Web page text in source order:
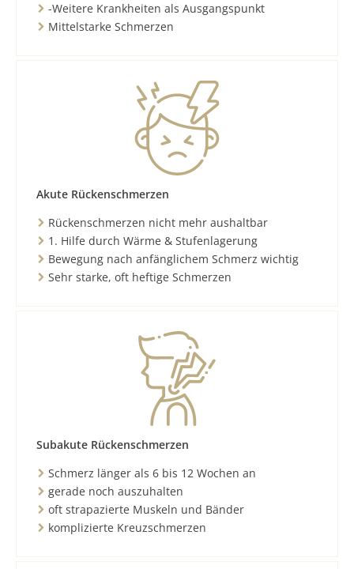
-Weitere Krankheiten als Ausgangspunkt
Mittelstarke Schmerzen
Akute Rückenschmerzen
Rückenschmerzen nicht mehr aushaltbar
1. Hilfe durch Wärme & Stufenlagerung
Bewegung nach anfänglichem Schmerz wichtig
Sehr starke, oft heftige Schmerzen
Subakute Rückenschmerzen
Schmerz länger als 6 bis 12 Wochen an
gerade noch auszuhalten
oft strapazierte Muskeln und Bänder
komplizierte Kreuzschmerzen